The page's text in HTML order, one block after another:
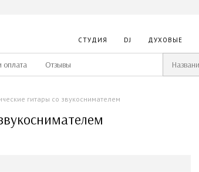
СТУДИЯ DJ ДУХОВЫЕ
оплата Отзывы
гитары со звукоснимателем